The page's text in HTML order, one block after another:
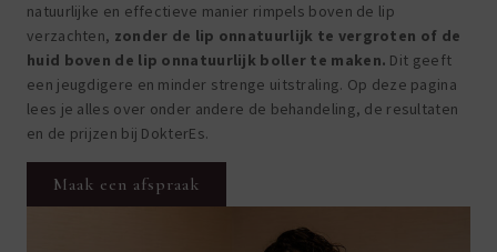
natuurlijke en effectieve manier rimpels boven de lip
verzachten, zonder de lip onnatuurlijk te vergroten of de
huid boven de lip onnatuurlijk boller te maken. Dit geeft
een jeugdigere en minder strenge uitstraling. Op deze pagina
lees je alles over onder andere de behandeling, de resultaten
en de prijzen bij DokterEs.
Maak een afspraak